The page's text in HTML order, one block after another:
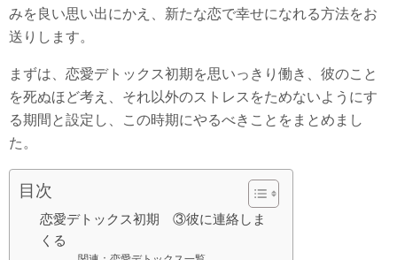
みを良い思い出にかえ、新たな恋で幸せになれる方法をお
送りします。
まずは、恋愛デトックス初期を思いっきり働き、彼のこと
を死ぬほど考え、それ以外のストレスをためないようにす
る期間と設定し、この時期にやるべきことをまとめまし
た。
目次
恋愛デトックス初期 ③彼に連絡しま
くる